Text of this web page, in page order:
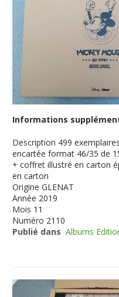
Informations
Description 499
encartée format 46/35 de
+ coffret illustré en carton
en carton
Origine GLENAT
Année 2019
Mois 11
Numéro 2110
Publié dans Albums